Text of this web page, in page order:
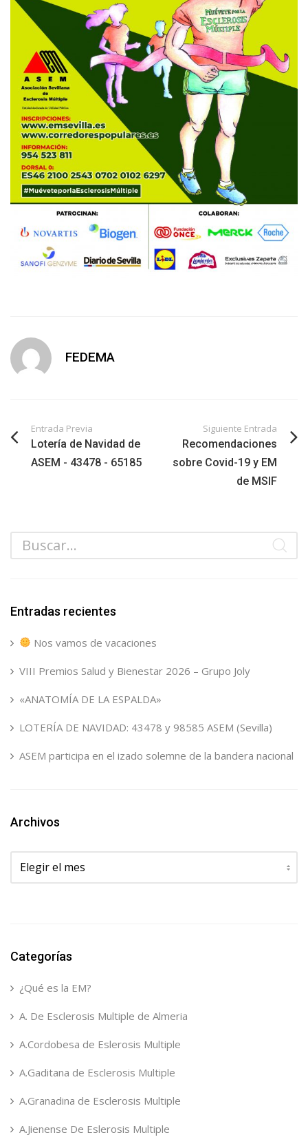
FEDEMA
Entrada Previa
Lotería de Navidad de
ASEM - 43478 - 65185
Siguiente Entrada
Recomendaciones
sobre Covid-19 y EM
de MSIF
Entradas recientes
Nos vamos de vacaciones
VIII Premios Salud y Bienestar 2026 – Grupo Joly
«ANATOMÍA DE LA ESPALDA»
LOTERÍA DE NAVIDAD: 43478 y 98585 ASEM (Sevilla)
ASEM participa en el izado solemne de la bandera nacional
Archivos
Archivos
Categorías
¿Qué es la EM?
A. De Esclerosis Multiple de Almeria
A.Cordobesa de Eslerosis Multiple
A.Gaditana de Esclerosis Multiple
A.Granadina de Esclerosis Multiple
A.Jienense De Eslerosis Multiple